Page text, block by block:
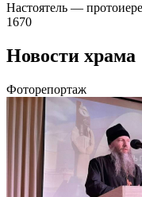
Настоятель —
1670
Новости храма
Фоторепортаж